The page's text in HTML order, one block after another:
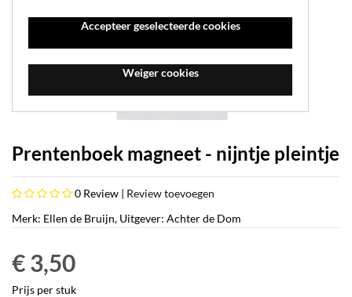
Prentenboek magneet - nijntje pleintje
0 Review | Review toevoegen
Merk: Ellen de Bruijn, Uitgever: Achter de Dom
€ 3,50
Prijs per stuk
Accepteer geselecteerde cookies
Weiger cookies